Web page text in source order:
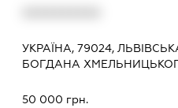
УКРАЇНА, 79024,
БОГДАНА
50 000 грн.